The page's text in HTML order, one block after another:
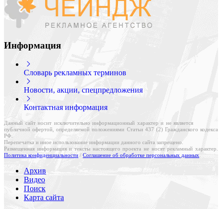
Информация
Словарь рекламных терминов
Новости, акции, спецпредложения
Контактная информация
Данный сайт носит исключительно информационный характер и не является
публичной офертой, определяемой положениями Статьи 437 (2) Гражданского кодекса
РФ.
Перепечатка и иное использование информации данного сайта запрещено.
Размещенная информация и тексты настоящего проекта не носят рекламный характер.
Политика конфиденциальности / Соглашение об обработке персональных данных.
Архив
Видео
Поиск
Карта сайта